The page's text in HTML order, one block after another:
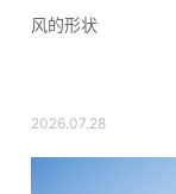
风的形状
2026.07.28